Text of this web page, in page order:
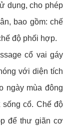
dụng, cho phép
bao gồm: chế
độ phối hợp.
cổ vai gáy
với diện tích
ngày mùa đông
cổ. Chế độ
để thư giãn cơ